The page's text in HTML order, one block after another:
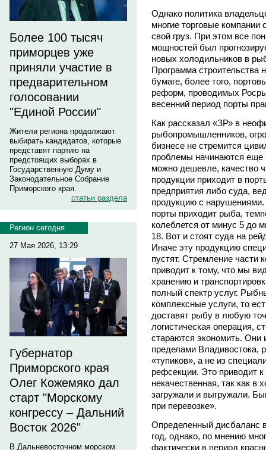
Более 100 тысяч
приморцев уже
приняли участие в
предварительном
голосовании
"Единой России"
Жители региона продолжают
выбирать кандидатов, которые
представят партию на
предстоящих выборах в
Государственную Думу и
Законодательное Собрание
Приморского края.
статьи раздела
Регион сегодня
27 Мая 2026, 13:29
Губернатор
Приморского края
Олег Кожемяко дал
старт "Морскому
конгрессу – Дальний
Восток 2026"
В Дальневосточном морском
Однако политика
многие торговые компании
свой груз. При этом все
мощностей был
новых холодильников в
Программа строительства
бумаге, более того,
реформ, проводимых
весенний период порты
Как рассказал «ЗР» в
рыбопромышленников,
бизнесе не стремится
проблемы начинаются еще
можно дешевле, качество
продукции приходит в
предприятия либо суда,
продукцию с
порты приходит рыба,
колеблется от минус 5 до
18. Вот и стоят суда на
Иначе эту продукцию
пустят. Стремление части
приводит к тому, что мы
хранению и
полный спектр услуг.
комплексные услуги, то
доставят рыбу в любую
логистическая операция,
стараются экономить. Они
пределами Владивостока,
«тупиков», а не из
рефсекции. Это приводит
некачественная, так как в
загружали и выгружали.
при перевозке».
Определенный дисбаланс
год, однако, по мнению
фактически в период